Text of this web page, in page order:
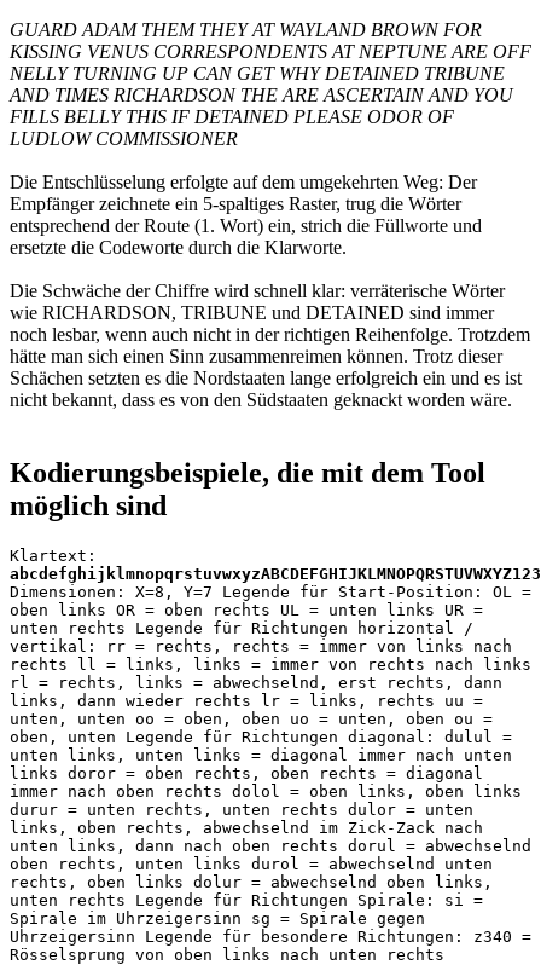
GUARD ADAM THEM THEY AT WAYLAND BROWN FOR
KISSING VENUS CORRESPONDENTS AT NEPTUNE ARE OFF
NELLY TURNING UP CAN GET WHY DETAINED TRIBUNE
AND TIMES RICHARDSON THE ARE ASCERTAIN AND YOU
FILLS BELLY THIS IF DETAINED PLEASE ODOR OF
LUDLOW COMMISSIONER
Die Entschlüsselung erfolgte auf dem umgekehrten Weg: Der
Empfänger zeichnete ein 5-spaltiges Raster, trug die Wörter
entsprechend der Route (1. Wort) ein, strich die Füllworte und
ersetzte die Codeworte durch die Klarworte.
Die Schwäche der Chiffre wird schnell klar: verräterische Wörter
wie RICHARDSON, TRIBUNE und DETAINED sind immer
noch lesbar, wenn auch nicht in der richtigen Reihenfolge. Trotzdem
hätte man sich einen Sinn zusammenreimen können. Trotz dieser
Schächen setzten es die Nordstaaten lange erfolgreich ein und es ist
nicht bekannt, dass es von den Südstaaten geknackt worden wäre.
Kodierungsbeispiele, die mit dem Tool
möglich sind
Klartext:
Dimensionen: X=8, Y=7 Legende für Start-Position: OL =
oben links OR = oben rechts UL = unten links UR =
unten rechts Legende für Richtungen horizontal /
vertikal: rr = rechts, rechts = immer von links nach
rechts ll = links, links = immer von rechts nach links
rl = rechts, links = abwechselnd, erst rechts, dann
links, dann wieder rechts lr = links, rechts uu =
unten, unten oo = oben, oben uo = unten, oben ou =
oben, unten Legende für Richtungen diagonal: dulul =
unten links, unten links = diagonal immer nach unten
links doror = oben rechts, oben rechts = diagonal
immer nach oben rechts dolol = oben links, oben links
durur = unten rechts, unten rechts dulor = unten
links, oben rechts, abwechselnd im Zick-Zack nach
unten links, dann nach oben rechts dorul = abwechselnd
oben rechts, unten links durol = abwechselnd unten
rechts, oben links dolur = abwechselnd oben links,
unten rechts Legende für Richtungen Spirale: si =
Spirale im Uhrzeigersinn sg = Spirale gegen
Uhrzeigersinn Legende für besondere Richtungen: z340 =
Rösselsprung von oben links nach unten rechts